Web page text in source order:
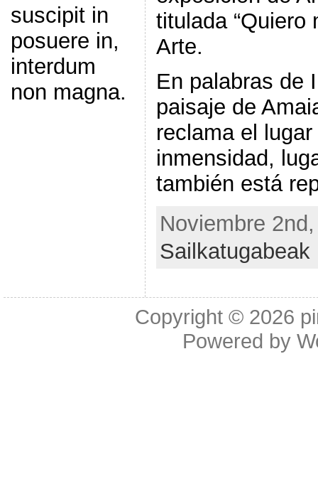
suscipit in
posuere in,
interdum
non magna.
titulada “Quiero
Arte.
En palabras de
paisaje de
reclama el
inmensidad,
también está
Noviembre
Sailkatugabeak
Copyright © 2026
Powered by